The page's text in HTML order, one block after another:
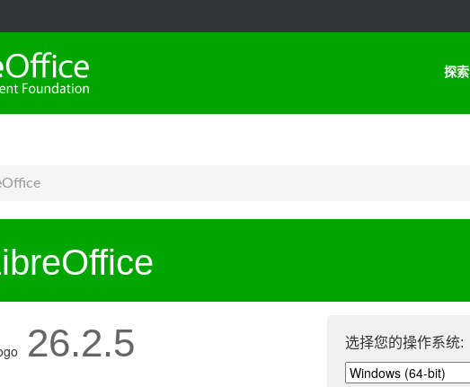
探索
选择您的操作系统:
26.2.5